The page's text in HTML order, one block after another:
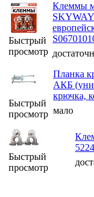
Быстрый
просмотр
Клеммы
Быстрый
просмотр
Планка
АКБ
крючка,
мало
Быстрый
просмотр